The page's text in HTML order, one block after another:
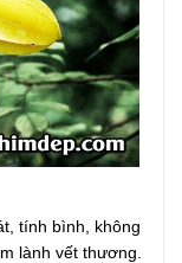
tính bình, không
lành vết thương.